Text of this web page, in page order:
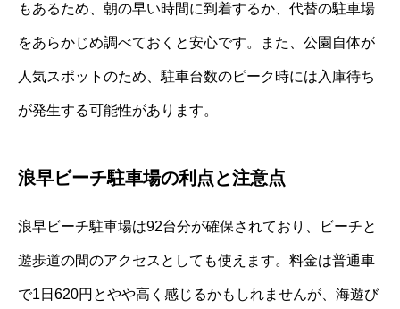
もあるため、朝の早い時間に到着するか、代替の駐車場
をあらかじめ調べておくと安心です。また、公園自体が
人気スポットのため、駐車台数のピーク時には入庫待ち
が発生する可能性があります。
浪早ビーチ駐車場の利点と注意点
浪早ビーチ駐車場は92台分が確保されており、ビーチと
遊歩道の間のアクセスとしても使えます。料金は普通車
で1日620円とやや高く感じるかもしれませんが、海遊び